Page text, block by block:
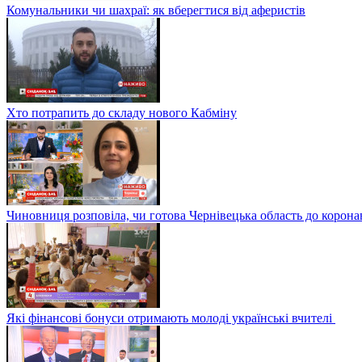
Комунальники чи шахраї: як вберегтися від аферистів
Хто потрапить до складу нового Кабміну
Чиновниця розповіла, чи готова Чернівецька область до
Які фінансові бонуси отримають молоді українські вчителі